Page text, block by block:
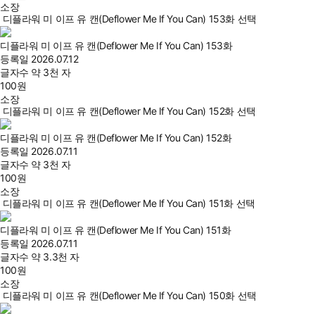
소장
디플라워 미 이프 유 캔(Deflower Me If You Can) 153화 선택
디플라워 미 이프 유 캔(Deflower Me If You Can) 153화
등록일 2026.07.12
글자수 약 3천 자
100원
소장
디플라워 미 이프 유 캔(Deflower Me If You Can) 152화 선택
디플라워 미 이프 유 캔(Deflower Me If You Can) 152화
등록일 2026.07.11
글자수 약 3천 자
100원
소장
디플라워 미 이프 유 캔(Deflower Me If You Can) 151화 선택
디플라워 미 이프 유 캔(Deflower Me If You Can) 151화
등록일 2026.07.11
글자수 약 3.3천 자
100원
소장
디플라워 미 이프 유 캔(Deflower Me If You Can) 150화 선택